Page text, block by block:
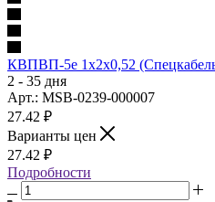
КВПВП-5е 1х2х0,52
2 - 35 дня
Арт.: MSB-0239-000007
27.42 ₽
Варианты цен
27.42 ₽
Подробности